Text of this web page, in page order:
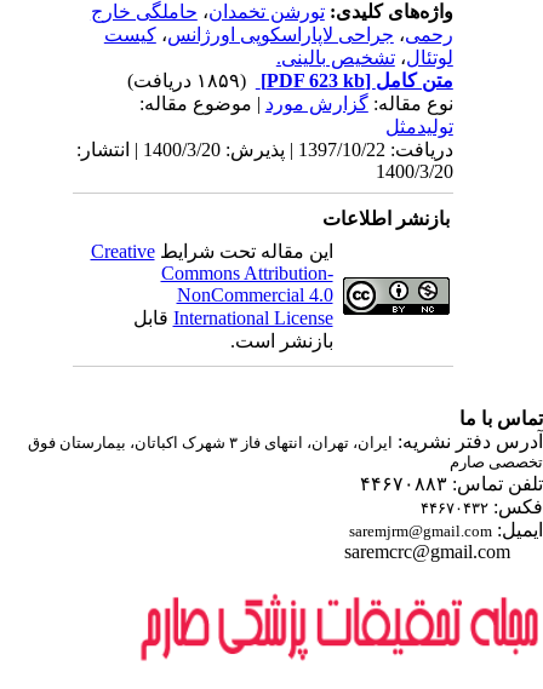
واژه‌های کلیدی:تورشن تخمدان ،حاملگی خارج
رحمی،جراحی لاپاراسکوپی اورژانس،کیست
لوتئال،تشخیص بالینی.
متن کامل[PDF 623 kb]
نوع مقاله:گزارش مورد | موضوع مقاله:
تولیدمثل
دریافت: 1397/10/22 | پذیرش: 1400/3/20 | انتشار:
1400/3/20
بازنشر اطلاعات
این مقاله تحت شرایطCreative
Commons Attribution-
NonCommercial 4.0
International Licenseقابل
بازنشر است.
با ما
دفتر نشریه:
ایران، تهران، انتهای فاز ۳ شهرک اکباتان، بیمارستان فوق
صارم
تماس: ۴۴۶۷۰۸۸۳
۴۴۶۷۰۴۳۲
saremjrm@gmail.com
saremcrc@gmail.com